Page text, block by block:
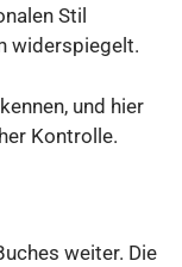
Stil
widerspiegelt.
und hier
Kontrolle.
weiter. Die